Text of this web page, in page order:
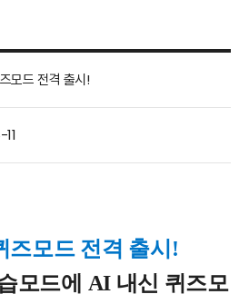
모드 전격 출시!
즈모드 전격 출시!
모드에 AI 내신 퀴즈모